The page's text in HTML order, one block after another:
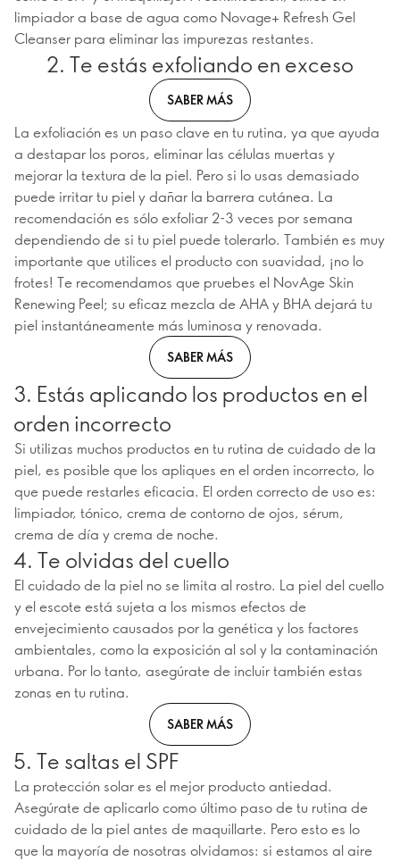
limpiador a base de agua como Novage+ Refresh Gel
Cleanser para eliminar las impurezas restantes.
2. Te estás exfoliando en exceso
SABER MÁS
La exfoliación es un paso clave en tu rutina, ya que ayuda
a destapar los poros, eliminar las células muertas y
mejorar la textura de la piel. Pero si lo usas demasiado
puede irritar tu piel y dañar la barrera cutánea. La
recomendación es sólo exfoliar 2-3 veces por semana
dependiendo de si tu piel puede tolerarlo. También es muy
importante que utilices el producto con suavidad, ¡no lo
frotes! Te recomendamos que pruebes el NovAge Skin
Renewing Peel; su eficaz mezcla de AHA y BHA dejará tu
piel instantáneamente más luminosa y renovada.
SABER MÁS
3. Estás aplicando los productos en el
orden incorrecto
Si utilizas muchos productos en tu rutina de cuidado de la
piel, es posible que los apliques en el orden incorrecto, lo
que puede restarles eficacia. El orden correcto de uso es:
limpiador, tónico, crema de contorno de ojos, sérum,
crema de día y crema de noche.
4. Te olvidas del cuello
El cuidado de la piel no se limita al rostro. La piel del cuello
y el escote está sujeta a los mismos efectos de
envejecimiento causados por la genética y los factores
ambientales, como la exposición al sol y la contaminación
urbana. Por lo tanto, asegúrate de incluir también estas
zonas en tu rutina.
SABER MÁS
5. Te saltas el SPF
La protección solar es el mejor producto antiedad.
Asegúrate de aplicarlo como último paso de tu rutina de
cuidado de la piel antes de maquillarte. Pero esto es lo
que la mayoría de nosotras olvidamos: si estamos al aire